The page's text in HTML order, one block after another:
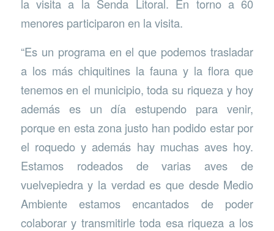
la visita a la Senda Litoral. En torno a 60
menores participaron en la visita.
“Es un programa en el que podemos trasladar
a los más chiquitines la fauna y la flora que
tenemos en el municipio, toda su riqueza y hoy
además es un día estupendo para venir,
porque en esta zona justo han podido estar por
el roquedo y además hay muchas aves hoy.
Estamos rodeados de varias aves de
vuelvepiedra y la verdad es que desde Medio
Ambiente estamos encantados de poder
colaborar y transmitirle toda esa riqueza a los